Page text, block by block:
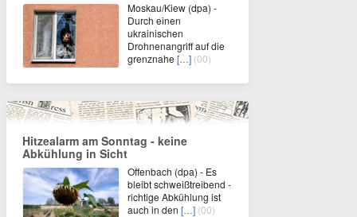
Moskau/Kiew (dpa) -
Durch einen
ukrainischen
Drohnenangriff auf die
grenznahe […] (00)
Hitzealarm am Sonntag - keine
Abkühlung in Sicht
Offenbach (dpa) - Es
bleibt schweißtreibend -
richtige Abkühlung ist
auch in den […] (00)